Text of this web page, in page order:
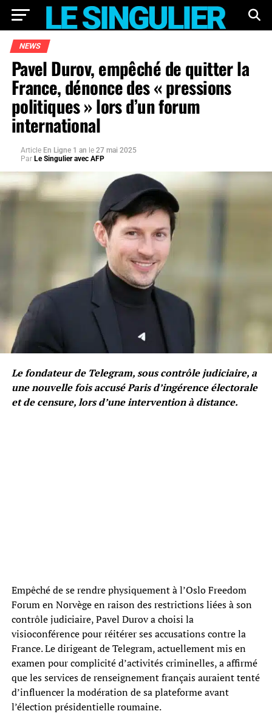
NEWS
Pavel Durov, empêché de quitter la
France, dénonce des « pressions
politiques » lors d’un forum
international
Article En Ligne 1 an le 27 mai 2025
Par Le Singulier avec AFP
Le fondateur de Telegram, sous contrôle judiciaire, a
une nouvelle fois accusé Paris d’ingérence électorale
et de censure, lors d’une intervention à distance.
Empêché de se rendre physiquement à l’Oslo Freedom
Forum en Norvège en raison des restrictions liées à son
contrôle judiciaire, Pavel Durov a choisi la
visioconférence pour réitérer ses accusations contre la
France. Le dirigeant de Telegram, actuellement mis en
examen pour complicité d’activités criminelles, a affirmé
que les services de renseignement français auraient tenté
d’influencer la modération de sa plateforme avant
l’élection présidentielle roumaine.